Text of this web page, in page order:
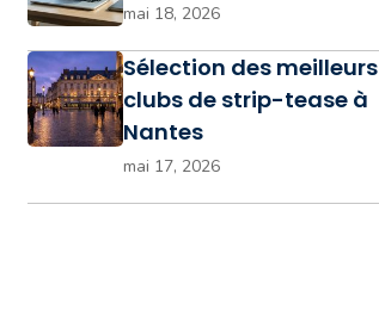
mai 18, 2026
Sélection des meilleurs
clubs de strip-tease à
Nantes
mai 17, 2026